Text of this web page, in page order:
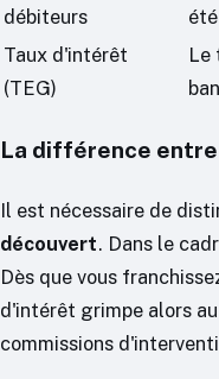
débiteurs
Taux d'intérêt
(TEG)
Le
La différence
Il est nécessaire de
découvert. Dans le
Dès que vous
d'intérêt grimpe alors
commissions